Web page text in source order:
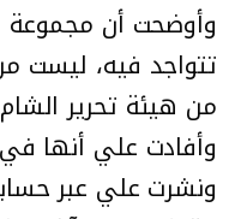
وأوضحت أن مجموعة
تتواجد فيه، ليست
من هيئة تحرير
وأفادت علي أنها
ونشرت علي عبر